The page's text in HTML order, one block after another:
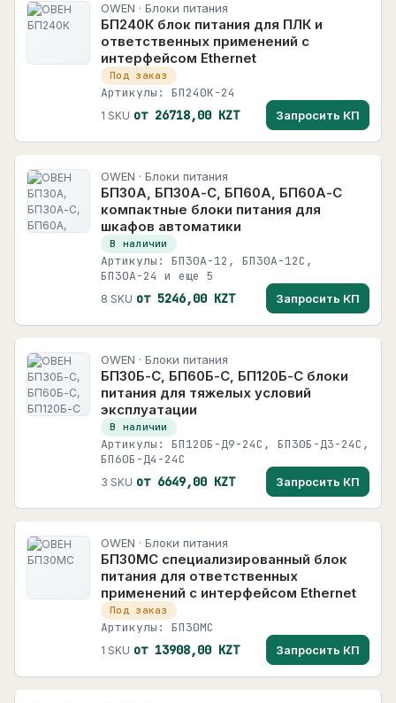
OWEN · Блоки питания
БП240К блок питания для ПЛК и
ответственных применений с
интерфейсом Ethernet
Под заказ
Артикулы: БП240К-24
1 SKU от 26718,00 KZT Запросить КП
OWEN · Блоки питания
БП30А, БП30А-С, БП60А, БП60А-С
компактные блоки питания для
шкафов автоматики
В наличии
Артикулы: БП30А-12, БП30А-12С,
БП30А-24 и еще 5
8 SKU от 5246,00 KZT Запросить КП
OWEN · Блоки питания
БП30Б-С, БП60Б-С, БП120Б-C блоки
питания для тяжелых условий
эксплуатации
В наличии
Артикулы: БП120Б-Д9-24С, БП30Б-Д3-24С,
БП60Б-Д4-24С
3 SKU от 6649,00 KZT Запросить КП
OWEN · Блоки питания
БП30МС специализированный блок
питания для ответственных
применений с интерфейсом Ethernet
Под заказ
Артикулы: БП30МС
1 SKU от 13908,00 KZT Запросить КП